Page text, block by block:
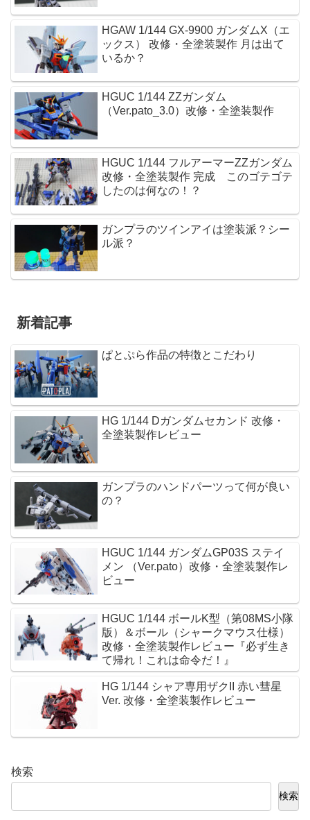
HGAW 1/144 GX-9900 ガンダムX（エ
ックス） 改修・全塗装製作 月は出て
いるか？
HGUC 1/144 ZZガンダム
（Ver.pato_3.0）改修・全塗装製作
HGUC 1/144 フルアーマーZZガンダム
改修・全塗装製作 完成 このゴテゴテ
したのは何なの！？
ガンプラのツインアイは塗装派？シー
ル派？
新着記事
ぱとぷら作品の特徴とこだわり
HG 1/144 Dガンダムセカンド 改修・
全塗装製作レビュー
ガンプラのハンドパーツって何が良い
の？
HGUC 1/144 ガンダムGP03S ステイ
メン （Ver.pato）改修・全塗装製作レ
ビュー
HGUC 1/144 ボールK型（第08MS小隊
版）＆ボール（シャークマウス仕様）
改修・全塗装製作レビュー『必ず生き
て帰れ！これは命令だ！』
HG 1/144 シャア専用ザクII 赤い彗星
Ver. 改修・全塗装製作レビュー
検索
検索